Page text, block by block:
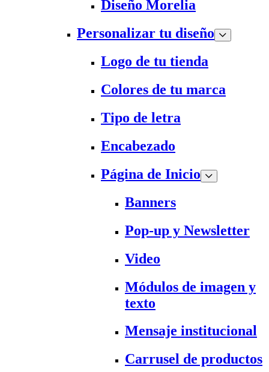
Diseño Morelia
Personalizar tu diseño
Logo de tu tienda
Colores de tu marca
Tipo de letra
Encabezado
Página de Inicio
Banners
Pop-up y Newsletter
Video
Módulos de imagen y
texto
Mensaje institucional
Carrusel de productos